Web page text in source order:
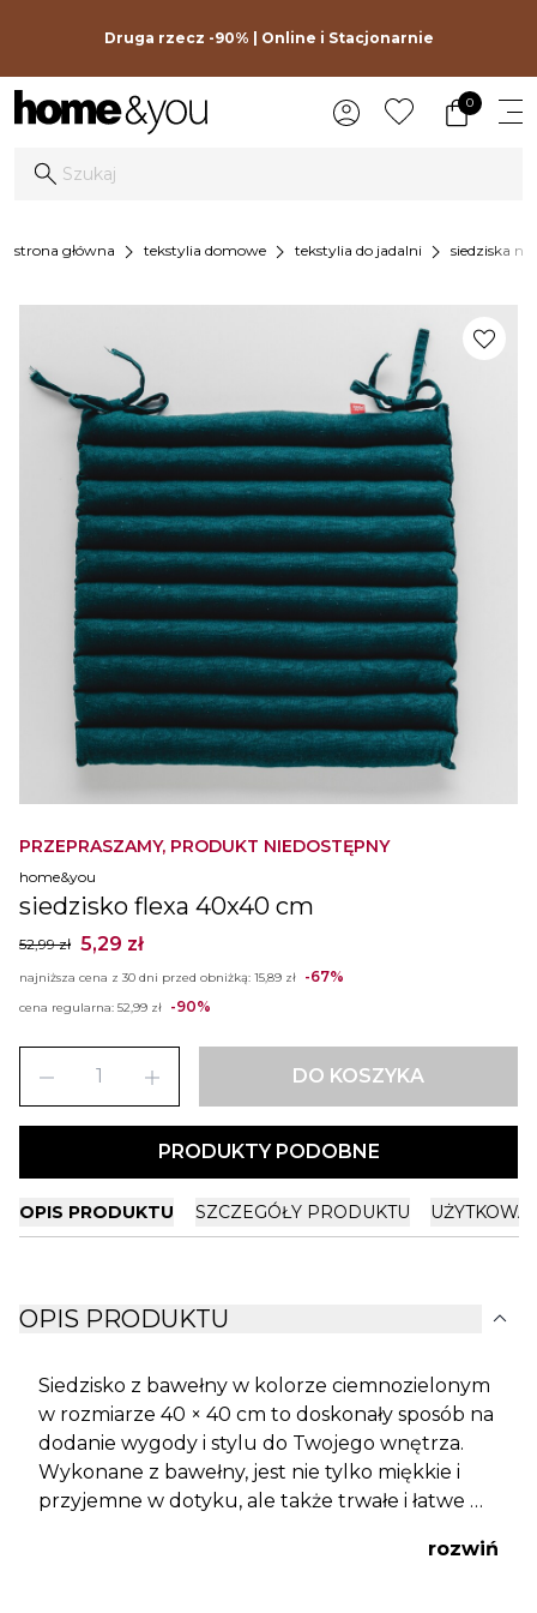
Druga rzecz -90% | Online i Stacjonarnie
0
strona główna chevron_right tekstylia domowe chevron_right tekstylia do jadalni chevron_right siedziska na
PRZEPRASZAMY, PRODUKT NIEDOSTĘPNY
home&you
siedzisko flexa 40x40 cm
52,99 zł 5,29 zł
najniższa cena z 30 dni przed obniżką: 15,89 zł -67%
cena regularna: 52,99 zł -90%
remove add DO KOSZYKA
PRODUKTY PODOBNE
favorite
OPIS PRODUKTU SZCZEGÓŁY PRODUKTU
OPIS PRODUKTU expand_more
Siedzisko z bawełny w kolorze ciemnozielonym
w rozmiarze 40 × 40 cm to doskonały sposób na
dodanie wygody i stylu do Twojego wnętrza.
Wykonane z bawełny, jest nie tylko miękkie i
przyjemne w dotyku, ale także trwałe i łatwe w
siedzisku eleganckiego i wytwornego wyglądu,
rozwiń